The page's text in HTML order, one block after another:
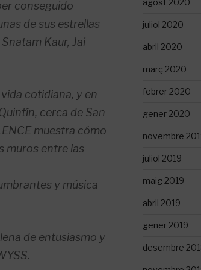
conseguido
de sus estrellas
Kaur, Jai
cotidiana, y en
cerca de San
muestra cómo
muros entre las
y música
de entusiasmo y
juliol 2020
abril 2020
març 2020
febrer 2020
gener 2020
novembre
juliol 2019
maig 2019
abril 2019
gener 2019
desembre